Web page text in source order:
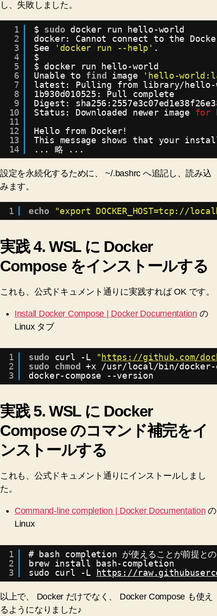
し、失敗しました。
1
2
3
4
5
6
7
8
9
10
11
12
13
14
$ sudo docker run hello-world
docker: Cannot connect to the
See
'docker run --help' .
$
$ docker run hello-world
Unable to find image
'hello-
latest: Pulling from library/hello-
1b930d010525: Pull complete
Digest:
Status: Downloaded newer image for
Hello from Docker!
This message shows that your
... 略 ...
設定を永続化するために、 ~/.bashrc へ追記し、読み込
みます。
1 echo "export DOCKER_HOST=tcp://
実践 4. WSL に Docker
Compose をインストールする
これも、公式ドキュメント通りに実践すれば OK です。
Install Docker Compose | Docker Documentation の
Linux タブ
1
2
3
sudo curl -L " https://github.com/
sudo
chmod +x /usr/local/bin/docker-
docker-compose --version
実践 5. WSL に Docker
Compose のコマンド補完をイ
ンストールする
これも、公式ドキュメント通りにインストールしまし
た。
Command-line completion | Docker Documentation の
Linux
1
2
3
# bash completion が使えることが前提との
brew install bash-completion
sudo curl -L
https://
以上で、 Docker だけでなく、 Docker Compose も使え
るようになりました♪